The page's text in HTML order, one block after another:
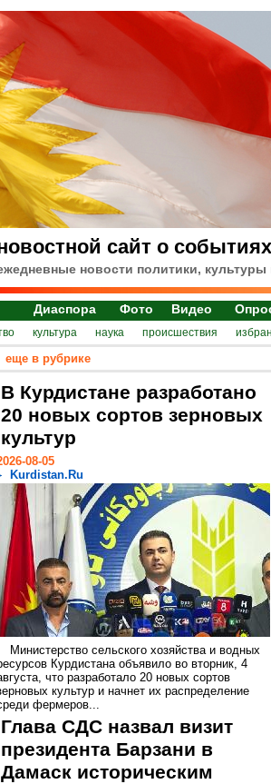
сайт о
новости политики,
Диаспора Фото Видео
культура наука происшествия
еще в рубрике
В Курдистане разработано
20 новых сортов зерновых
культур
08-05
Kurdistan.Ru
Министерство сельского хозяйства и водных
Курдистана объявило во вторник, 4
что разработало 20 новых сортов
культур и начнет их распределение
фермеров...
Глава СДС назвал визит
президента Барзани в
Дамаск историческим